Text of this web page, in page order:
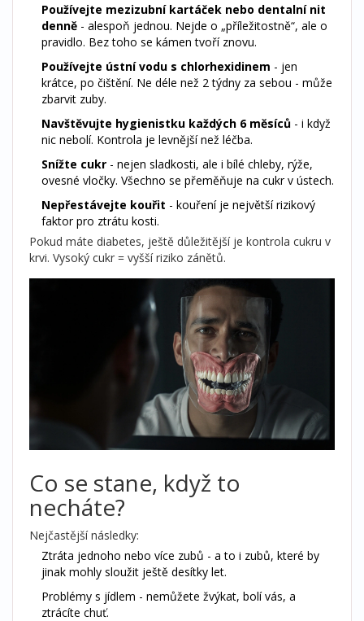
Používejte mezizubní kartáček nebo dentalní nit
denně - alespoň jednou. Nejde o „příležitostně“, ale o
pravidlo. Bez toho se kámen tvoří znovu.
Používejte ústní vodu s chlorhexidinem - jen
krátce, po čištění. Ne déle než 2 týdny za sebou - může
zbarvit zuby.
Navštěvujte hygienistku každých 6 měsíců - i když
nic nebolí. Kontrola je levnější než léčba.
Snížte cukr - nejen sladkosti, ale i bílé chleby, rýže,
ovesné vločky. Všechno se přeměňuje na cukr v ústech.
Nepřestávejte kouřit - kouření je největší rizikový
faktor pro ztrátu kosti.
Pokud máte diabetes, ještě důležitější je kontrola cukru v
krvi. Vysoký cukr = vyšší riziko zánětů.
Co se stane, když to
necháte?
Nejčastější následky:
Ztráta jednoho nebo více zubů - a to i zubů, které by
jinak mohly sloužit ještě desítky let.
Problémy s jídlem - nemůžete žvýkat, bolí vás, a
ztrácíte chuť.